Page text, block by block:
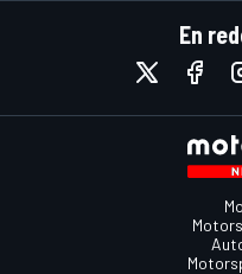
En